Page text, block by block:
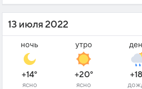
13 июля 2022
ночь
+14°
ясно
утро
+20°
ясно